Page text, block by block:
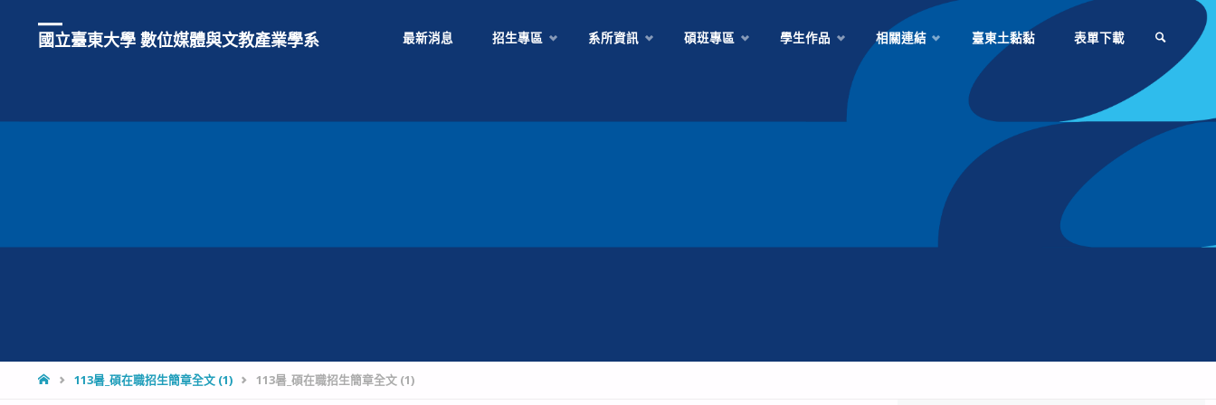
國立臺東大學 數位媒體與文教產業學系 最新消息 招生專區 系所資訊 碩班專區 學生作品 相關連結 臺東土黏黏 表單下載
HOME113暑_碩在職招生簡章全文 (1) 113暑_碩在職招生簡章全文 (1)